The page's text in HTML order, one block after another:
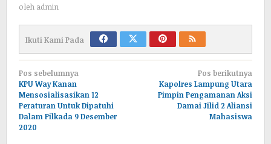
oleh admin
Ikuti Kami Pada
Navigasi
pos
Pos sebelumnya
KPU Way Kanan
Mensosialisasikan 12
Peraturan Untuk Dipatuhi
Dalam Pilkada 9 Desember
2020
Pos berikutnya
Kapolres Lampung Utara
Pimpin Pengamanan Aksi
Damai Jilid 2 Aliansi
Mahasiswa